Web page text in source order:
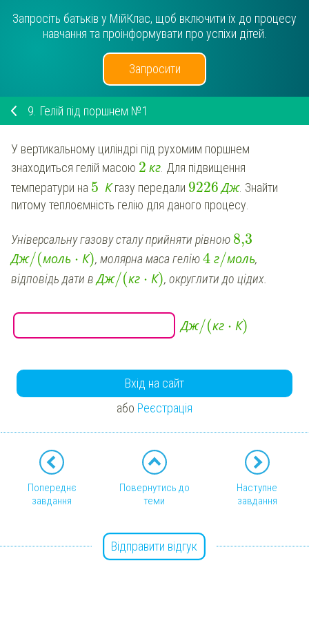
Запросіть батьків у МійКлас, щоб включити їх до процесу
навчання та проінформувати про успіхи дітей.
Запросити
9. Гелій під поршнем №1
У вертикальному циліндрі під рухомим поршнем
знаходиться гелій масою 2 кг. Для підвищення
температури на 5 Кгазу передали 9226 Дж. Знайти
питому теплоємність гелію для даного процесу.
Універсальну газову сталу прийняти рівною 8,3
Дж/(моль ⋅ К), молярна маса гелію4 г/моль,
відповідь дати вДж/(кг ⋅ К), округлити до цідих.
Дж/(кг ⋅ К)
Вхід на сайт
або Реєстрація
Попереднє
завдання
Повернутись до
теми
Наступне
завдання
Відправити відгук